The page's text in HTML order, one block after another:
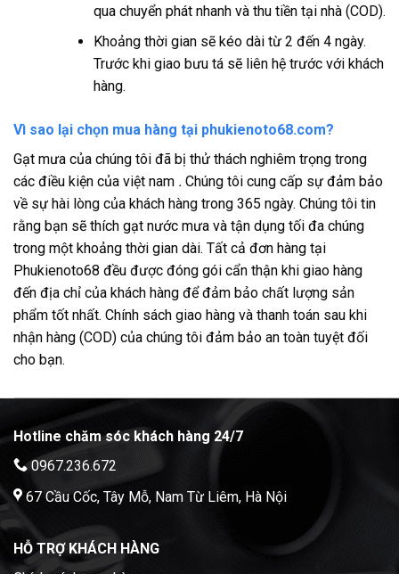
qua chuyển phát nhanh và thu tiền tại nhà (COD).
Khoảng thời gian sẽ kéo dài từ 2 đến 4 ngày.
Trước khi giao bưu tá sẽ liên hệ trước với khách
hàng.
Vì sao lại chọn mua hàng tại phukienoto68.com?
Gạt mưa của chúng tôi đã bị thử thách nghiêm trọng trong
các điều kiện của việt nam . Chúng tôi cung cấp sự đảm bảo
về sự hài lòng của khách hàng trong 365 ngày. Chúng tôi tin
rằng bạn sẽ thích gạt nước mưa và tận dụng tối đa chúng
trong một khoảng thời gian dài. Tất cả đơn hàng tại
Phukienoto68 đều được đóng gói cẩn thận khi giao hàng
đến địa chỉ của khách hàng để đảm bảo chất lượng sản
phẩm tốt nhất. Chính sách giao hàng và thanh toán sau khi
nhận hàng (COD) của chúng tôi đảm bảo an toàn tuyệt đối
cho bạn.
Hotline chăm sóc khách hàng 24/7
0967.236.672
67 Cầu Cốc, Tây Mỗ, Nam Từ Liêm, Hà Nội
HỖ TRỢ KHÁCH HÀNG